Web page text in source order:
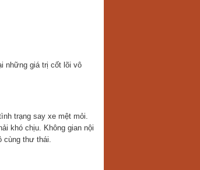
những giá trị cốt lõi vô
trạng say xe mệt mỏi.
khó chịu. Không gian nội
cùng thư thái.